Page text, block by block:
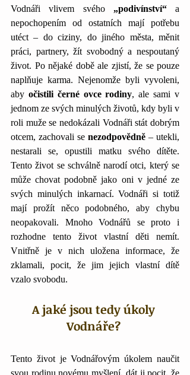
Vodnáři vlivem svého „podivínství“ a
nepochopením od ostatních mají potřebu
utéct – do ciziny, do jiného města, měnit
práci, partnery, žít svobodný a nespoutaný
život. Po nějaké době ale zjistí, že se pouze
naplňuje karma. Nejenomže byli vyvoleni,
aby očistili černé ovce rodiny, ale sami v
jednom ze svých minulých životů, kdy byli v
roli muže se nedokázali Vodnáři stát dobrým
otcem, zachovali se nezodpovědně – utekli,
nestarali se, opustili matku svého dítěte.
Tento život se schválně narodí otci, který se
může chovat podobně jako oni v jedné ze
svých minulých inkarnací. Vodnáři si totiž
mají prožít něco podobného, aby chybu
neopakovali. Mnoho Vodnářů se proto i
rozhodne tento život vlastní děti nemít.
Vnitřně je v nich uložena informace, že
zklamali, pocit, že jim jejich vlastní dítě
vzalo svobodu.
A jaké jsou tedy úkoly
Vodnáře?
Tento život je Vodnářovým úkolem naučit